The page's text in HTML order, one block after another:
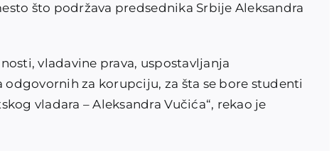
što podržava predsednika Srbije Aleksandra
vladavine prava, uspostavljanja
za korupciju, za šta se bore studenti
vladara – Aleksandra Vučića“, rekao je